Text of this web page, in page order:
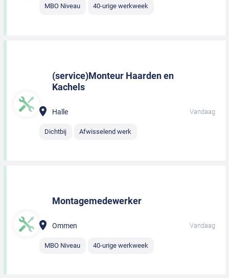
MBO Niveau 40-urige werkweek
(service)Monteur Haarden en
Kachels
Halle Vandaag
Dichtbij Afwisselend werk
Montagemedewerker
Ommen Vandaag
MBO Niveau 40-urige werkweek